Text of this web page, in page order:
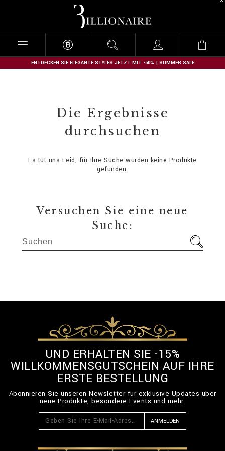
l
l
o
n
ENTDECKEN SIE ELEGANTE STYLES JETZT MIT -50% | SUMMER SALE
Die Ergebnisse
durchsuchen
Es tut uns Leid, für Ihre Suche wurden keine Produkte
gefunden:
Versuchen Sie eine neue
Suche:
UND ERHALTEN SIE -15%
WILLKOMMENSGUTSCHEIN AUF IHRE
ERSTE BESTELLUNG
Abonnieren Sie unseren Newsletter für exklusive Updates über
neue Produkte, besondere Events und mehr.
ANMELDEN